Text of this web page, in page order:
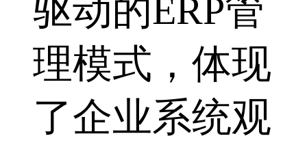
驱动的ERP管
理模式，体现
了企业系统观